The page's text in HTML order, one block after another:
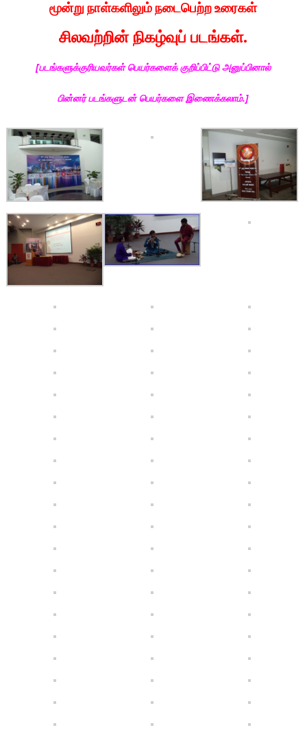
மூன்று நாள்களிலும் நடைபெற்ற உரைகள்
சிலவற்றின் நிகழ்வுப் படங்கள்.
[படங்களுக்குரியவர்கள் பெயர்களைக் குறிப்பிட்டு அனுப்பினால்
பின்னர் படங்களுடன் பெயர்களை இணைக்கலாம்.]